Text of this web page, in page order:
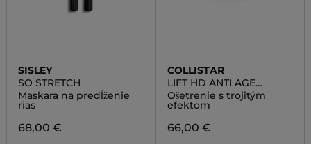
SISLEY
SO STRETCH
Maskara na predĺženie
rias
68,00 €
COLLISTAR
LIFT HD ANTI AGE
CREAM
Ošetrenie s trojitým
efektom
66,00 €